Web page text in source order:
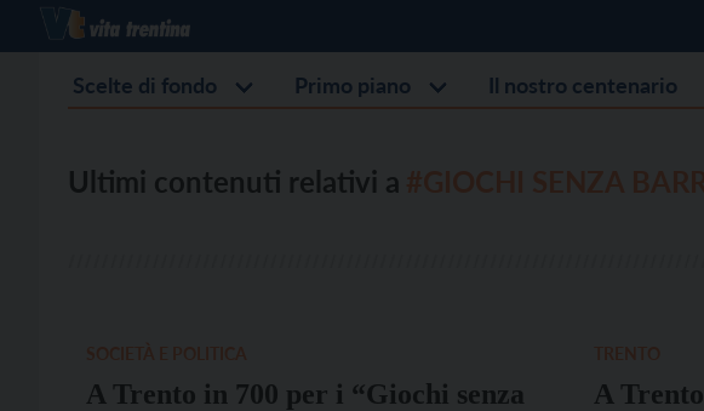
Scelte di fondo Primo piano Il nostro centenario
Ultimi contenuti relativi a
A Trento in 700 per i “Giochi senza
A